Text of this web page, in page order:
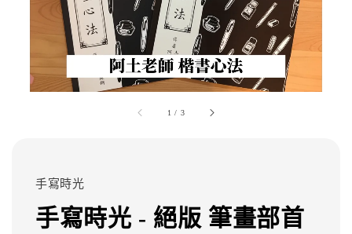
1 / 3
手寫時光
手寫時光 - 絕版 筆畫部首